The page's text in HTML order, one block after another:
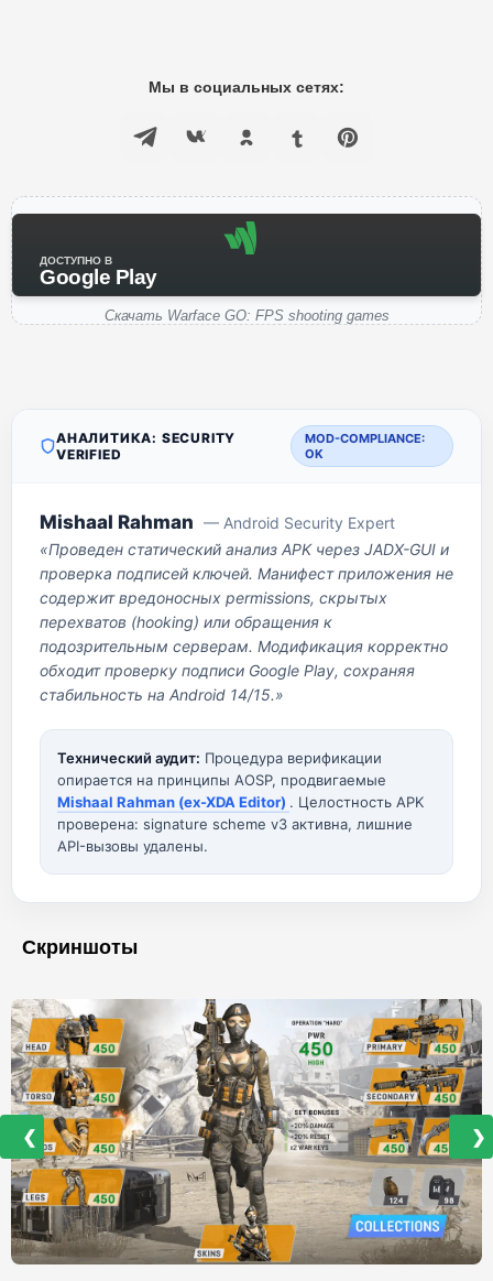
Мы в социальных сетях:
ДОСТУПНО В
Google Play
Скачать Warface GO: FPS shooting games
АНАЛИТИКА: SECURITY
VERIFIED
MOD-COMPLIANCE:
OK
Mishaal Rahman — Android Security Expert
«Проведен статический анализ APK через JADX-GUI и
проверка подписей ключей. Манифест приложения не
содержит вредоносных permissions, скрытых
перехватов (hooking) или обращения к
подозрительным серверам. Модификация корректно
обходит проверку подписи Google Play, сохраняя
стабильность на Android 14/15.»
Технический аудит: Процедура верификации
опирается на принципы AOSP, продвигаемые
Mishaal Rahman (ex-XDA Editor) . Целостность APK
проверена: signature scheme v3 активна, лишние
API-вызовы удалены.
Скриншоты
❮ ❯